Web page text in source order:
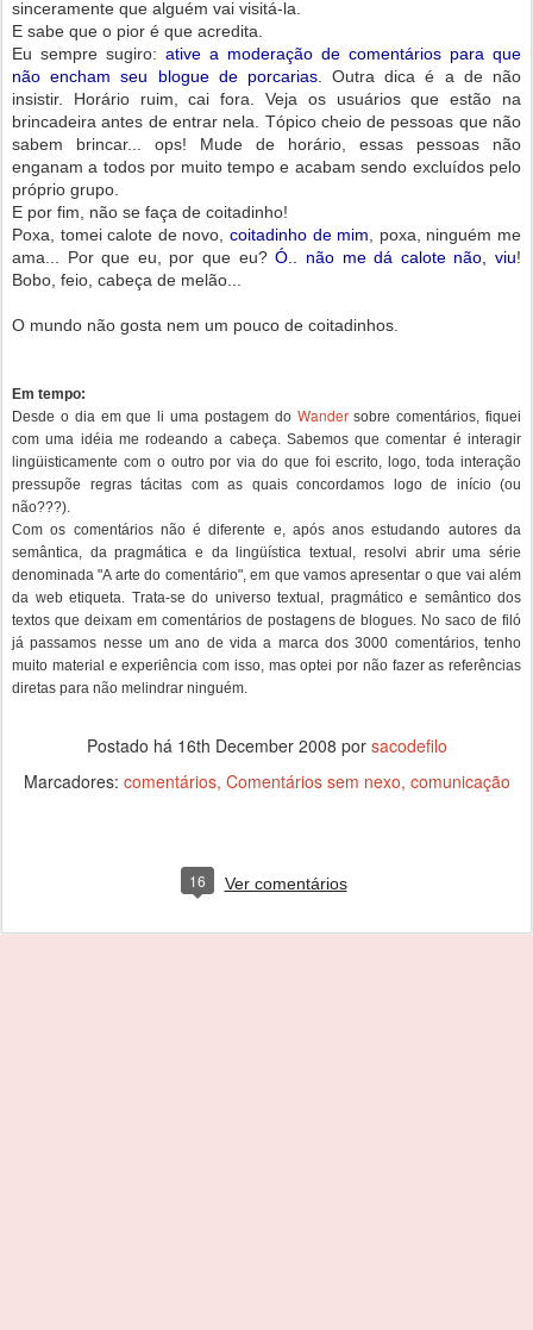
sinceramente que alguém vai visitá-la.
E sabe que o pior é que acredita.
Eu sempre sugiro: ative a moderação de comentários para que
não encham seu blogue de porcarias. Outra dica é a de não
insistir. Horário ruim, cai fora. Veja os usuários que estão na
brincadeira antes de entrar nela. Tópico cheio de pessoas que não
sabem brincar... ops! Mude de horário, essas pessoas não
enganam a todos por muito tempo e acabam sendo excluídos pelo
próprio grupo.
E por fim, não se faça de coitadinho!
Poxa, tomei calote de novo, coitadinho de mim , poxa, ninguém me
ama... Por que eu, por que eu?Ó.. não me dá calote não, viu!
Bobo, feio, cabeça de melão...
O mundo não gosta nem um pouco de coitadinhos.
Em tempo:
Desde o dia em que li uma postagem do Wandersobre comentários, fiquei
com uma idéia me rodeando a cabeça. Sabemos que comentar é interagir
lingüisticamente com o outro por via do que foi escrito, logo, toda interação
pressupõe regras tácitas com as quais concordamos logo de início (ou
não???).
Com os comentários não é diferente e, após anos estudando autores da
semântica, da pragmática e da lingüística textual, resolvi abrir uma série
denominada "A arte do comentário", em que vamos apresentar o que vai além
da web etiqueta. Trata-se do universo textual, pragmático e semântico dos
textos que deixam em comentários de postagens de blogues. No saco de filó
já passamos nesse um ano de vida a marca dos 3000 comentários, tenho
muito material e experiência com isso, mas optei por não fazer as referências
diretas para não melindrar ninguém.
Postado há 16th December 2008 por sacodefilo
Marcadores: comentários Comentários sem nexo comunicação
16 Ver comentários